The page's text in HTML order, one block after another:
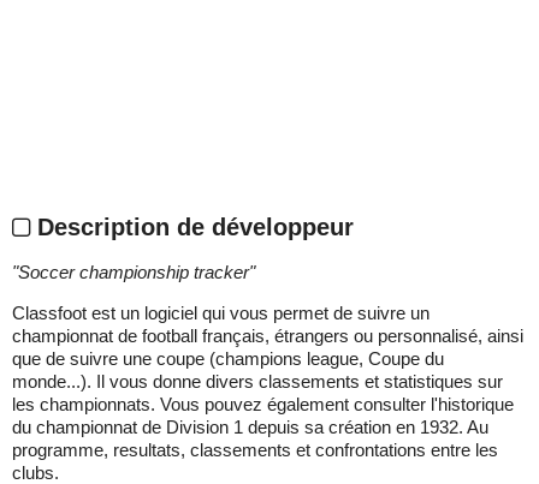
Description de développeur
"Soccer championship tracker"
Classfoot est un logiciel qui vous permet de suivre un
championnat de football français, étrangers ou personnalisé, ainsi
que de suivre une coupe (champions league, Coupe du
monde...). Il vous donne divers classements et statistiques sur
les championnats. Vous pouvez également consulter l'historique
du championnat de Division 1 depuis sa création en 1932. Au
programme, resultats, classements et confrontations entre les
clubs.